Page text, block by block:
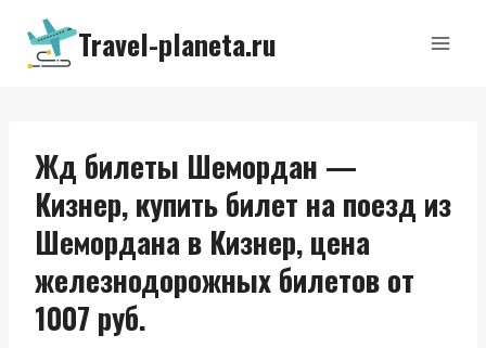
Перейти
содержимому
Travel-planeta.ru
Жд билеты Шемордан —
Кизнер, купить билет на поезд из
Шемордана в Кизнер, цена
железнодорожных билетов от
1007 руб.